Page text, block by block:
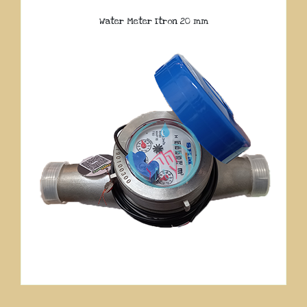
Water Meter Itron 20 mm